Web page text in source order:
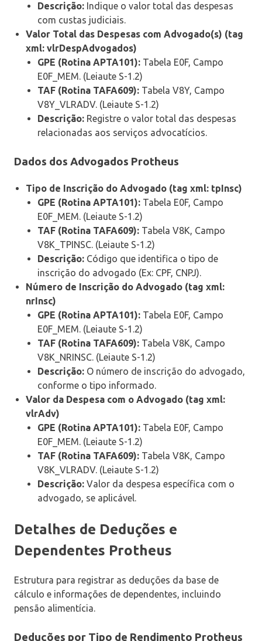
Descrição: Indique o valor total das despesas
com custas judiciais.
Valor Total das Despesas com Advogado(s) (tag
xml: vlrDespAdvogados)
GPE (Rotina APTA101): Tabela E0F, Campo
E0F_MEM. (Leiaute S-1.2)
TAF (Rotina TAFA609): Tabela V8Y, Campo
V8Y_VLRADV. (Leiaute S-1.2)
Descrição: Registre o valor total das despesas
relacionadas aos serviços advocatícios.
Dados dos Advogados Protheus
Tipo de Inscrição do Advogado (tag xml: tpInsc)
GPE (Rotina APTA101): Tabela E0F, Campo
E0F_MEM. (Leiaute S-1.2)
TAF (Rotina TAFA609): Tabela V8K, Campo
V8K_TPINSC. (Leiaute S-1.2)
Descrição: Código que identifica o tipo de
inscrição do advogado (Ex: CPF, CNPJ).
Número de Inscrição do Advogado (tag xml:
nrInsc)
GPE (Rotina APTA101): Tabela E0F, Campo
E0F_MEM. (Leiaute S-1.2)
TAF (Rotina TAFA609): Tabela V8K, Campo
V8K_NRINSC. (Leiaute S-1.2)
Descrição: O número de inscrição do advogado,
conforme o tipo informado.
Valor da Despesa com o Advogado (tag xml:
vlrAdv)
GPE (Rotina APTA101): Tabela E0F, Campo
E0F_MEM. (Leiaute S-1.2)
TAF (Rotina TAFA609): Tabela V8K, Campo
V8K_VLRADV. (Leiaute S-1.2)
Descrição: Valor da despesa específica com o
advogado, se aplicável.
Detalhes de Deduções e
Dependentes Protheus
Estrutura para registrar as deduções da base de
cálculo e informações de dependentes, incluindo
pensão alimentícia.
Deduções por Tipo de Rendimento Protheus